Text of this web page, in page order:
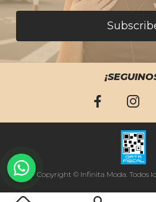
Copyright © Infinita Moda. Todos